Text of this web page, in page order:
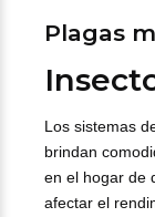
Plagas
Los sistemas
brindan
en el hogar de
afectar el